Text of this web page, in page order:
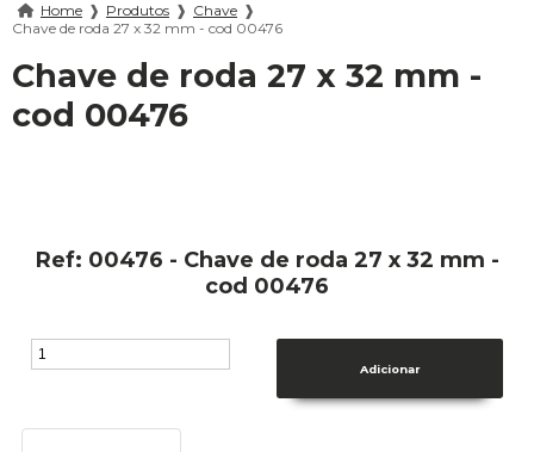
Home ❱ Produtos ❱ Chave ❱
Chave de roda 27 x 32 mm - cod 00476
Chave de roda 27 x 32 mm -
cod 00476
Ref: 00476 - Chave de roda 27 x 32 mm -
cod 00476